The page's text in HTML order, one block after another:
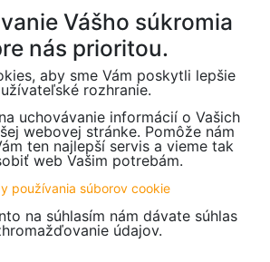
Vášho súkromia
nás prioritou.
aby sme Vám poskytli lepšie
rozhranie.
uchovávanie informácií o Vašich
webovej stránke. Pomôže nám
ten najlepší servis a vieme tak
web Vašim potrebám.
používania súborov cookie
na súhlasím nám dávate súhlas
údajov.